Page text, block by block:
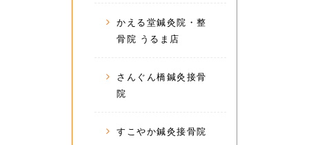
かえる堂鍼灸院・整
骨院 うるま店
さんぐん橋鍼灸接骨
院
すこやか鍼灸接骨院